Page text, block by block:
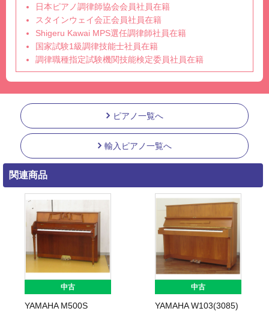
日本ピアノ調律師協会会員社員在籍
スタインウェイ会正会員社員在籍
Shigeru Kawai MPS選任調律師社員在籍
国家試験1級調律技能士社員在籍
調律職種指定試験機関技能検定委員社員在籍
ピアノ一覧へ
輸入ピアノ一覧へ
関連商品
中古
YAMAHA M500S
中古
YAMAHA W103(3085)